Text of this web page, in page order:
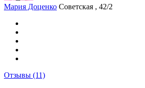
Мария Доценко Советская , 42/2
Отзывы (11)